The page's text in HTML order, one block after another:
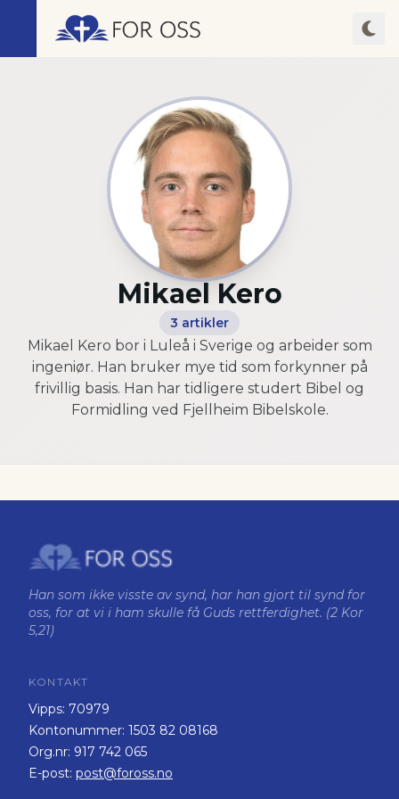
Mikael Kero
3 artikler
Mikael Kero bor i Luleå i Sverige og arbeider som
ingeniør. Han bruker mye tid som forkynner på
frivillig basis. Han har tidligere studert Bibel og
Formidling ved Fjellheim Bibelskole.
Han som ikke visste av synd, har han gjort til synd for
oss, for at vi i ham skulle få Guds rettferdighet. (2 Kor
5,21)
KONTAKT
Vipps: 70979
Kontonummer: 1503 82 08168
Org.nr: 917 742 065
E-post: post@foross.no